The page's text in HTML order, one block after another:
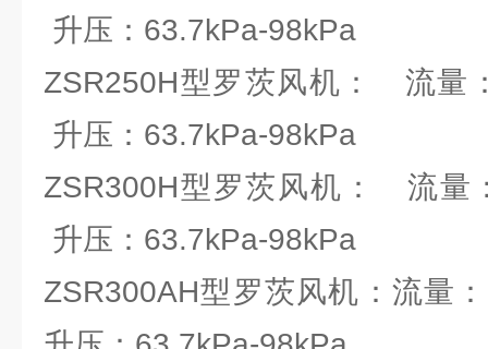
升压：63.7kPa-98kPa
ZSR250H型罗茨风机： 流
升压：63.7kPa-98kPa
ZSR300H型罗茨风机： 流量
升压：63.7kPa-98kPa
ZSR300AH型罗茨风机：流量